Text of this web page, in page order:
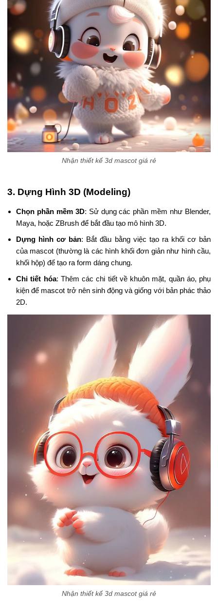
Nhận thiết kế 3d mascot giá rẻ
3. Dựng Hình 3D (Modeling)
Chọn phần mềm 3D: Sử dụng các phần mềm như Blender,
Maya, hoặc ZBrush để bắt đầu tạo mô hình 3D.
Dựng hình cơ bản: Bắt đầu bằng việc tạo ra khối cơ bản
của mascot (thường là các hình khối đơn giản như hình cầu,
khối hộp) để tạo ra form dáng chung.
Chi tiết hóa: Thêm các chi tiết về khuôn mặt, quần áo, phụ
kiện để mascot trở nên sinh động và giống với bản phác thảo
2D.
Nhận thiết kế 3d mascot giá rẻ